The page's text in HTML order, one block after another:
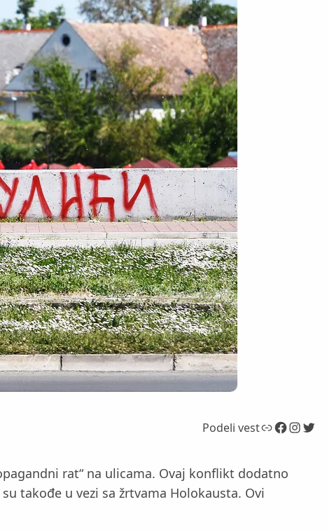
Podeli vestLink Facebook InstagramTwitter
rat“ na ulicama. Ovaj konflikt dodatno
takođe u vezi sa žrtvama Holokausta. Ovi